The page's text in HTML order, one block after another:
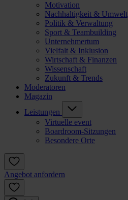
Motivation
Nachhaltigkeit & Umwelt
Politik & Verwaltung
Sport & Teambuilding
Unternehmertum
Vielfalt & Inklusion
Wirtschaft & Finanzen
Wissenschaft
Zukunft & Trends
Moderatoren
Magazin
Leistungen
Virtuelle event
Boardroom-Sitzungen
Besondere Orte
Angebot anfordern